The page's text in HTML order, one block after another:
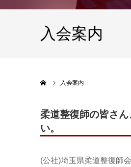
入会案内
入会案内
柔道整復師の皆さ
い。
(公社)埼玉県柔道整復師